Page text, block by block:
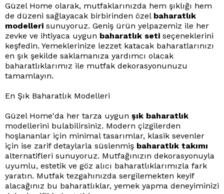
Güzel Home olarak, mutfaklarınızda hem şıklığı hem
de düzeni sağlayacak birbirinden özel baharatlık
modelleri sunuyoruz. Geniş ürün yelpazemiz ile her
zevke ve ihtiyaca uygun baharatlık seti seçeneklerini
keşfedin. Yemeklerinize lezzet katacak baharatlarınızı
en şık şekilde saklamanıza yardımcı olacak
baharatlıklarımız ile mutfak dekorasyonunuzu
tamamlayın.
En Şık Baharatlık Modelleri
Güzel Home'da her tarza uygun şık baharatlık
modellerini bulabilirsiniz. Modern çizgilerden
hoşlananlar için minimal tasarımlar, klasik sevenler
için ise zarif detaylarla süslenmiş baharatlık takımı
alternatifleri sunuyoruz. Mutfağınızın dekorasyonuyla
uyumlu, estetik ve göz alıcı baharatlıklarımızla fark
yaratın. Mutfak tezgahınızda sergilemekten keyif
alacağınız bu baharatlıklar, yemek yapma deneyiminizi